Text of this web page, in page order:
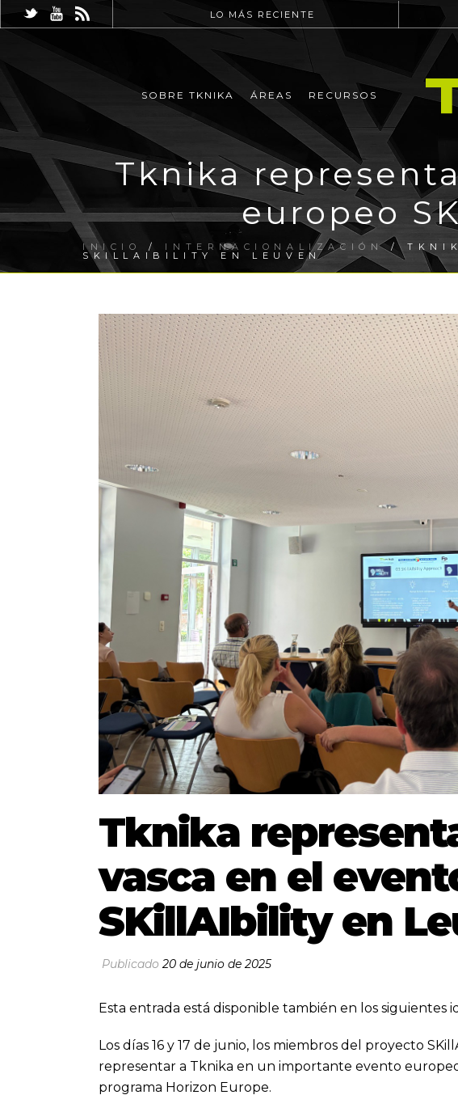
LO MÁS RECIENTE
SOBRE TKNIKA ÁREAS RECURSOS
Tknika
europeo
INICIO / INTERNACIONALIZACIÓN/
SKILLAIBILITY EN LEUVEN
Tknika
vasca en el
SKillAIbility en
Publicado20 de junio de 2025
Esta entrada está disponible también en los siguientes
Los días 16 y 17 de junio, los miembros del proyecto
representar a Tknika en un importante evento
programa Horizon Europe.